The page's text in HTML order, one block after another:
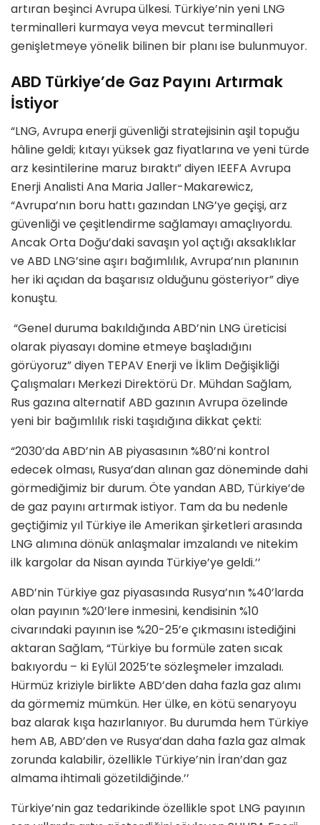
artıran beşinci Avrupa ülkesi. Türkiye’nin yeni LNG
terminalleri kurmaya veya mevcut terminalleri
genişletmeye yönelik bilinen bir planı ise bulunmuyor.
ABD Türkiye’de Gaz Payını Artırmak
İstiyor
“LNG, Avrupa enerji güvenliği stratejisinin aşil topuğu
hâline geldi; kıtayı yüksek gaz fiyatlarına ve yeni türde
arz kesintilerine maruz bıraktı” diyen IEEFA Avrupa
Enerji Analisti Ana Maria Jaller-Makarewicz,
“Avrupa’nın boru hattı gazından LNG’ye geçişi, arz
güvenliği ve çeşitlendirme sağlamayı amaçlıyordu.
Ancak Orta Doğu’daki savaşın yol açtığı aksaklıklar
ve ABD LNG’sine aşırı bağımlılık, Avrupa’nın planının
her iki açıdan da başarısız olduğunu gösteriyor” diye
konuştu.
“Genel duruma bakıldığında ABD’nin LNG üreticisi
olarak piyasayı domine etmeye başladığını
görüyoruz” diyen TEPAV Enerji ve İklim Değişikliği
Çalışmaları Merkezi Direktörü Dr. Mühdan Sağlam,
Rus gazına alternatif ABD gazının Avrupa özelinde
yeni bir bağımlılık riski taşıdığına dikkat çekti:
“2030’da ABD’nin AB piyasasının %80’ni kontrol
edecek olması, Rusya’dan alınan gaz döneminde dahi
görmediğimiz bir durum. Öte yandan ABD, Türkiye’de
de gaz payını artırmak istiyor. Tam da bu nedenle
geçtiğimiz yıl Türkiye ile Amerikan şirketleri arasında
LNG alımına dönük anlaşmalar imzalandı ve nitekim
ilk kargolar da Nisan ayında Türkiye’ye geldi.’’
ABD’nin Türkiye gaz piyasasında Rusya’nın %40’larda
olan payının %20’lere inmesini, kendisinin %10
civarındaki payının ise %20-25’e çıkmasını istediğini
aktaran Sağlam, “Türkiye bu formüle zaten sıcak
bakıyordu – ki Eylül 2025’te sözleşmeler imzaladı.
Hürmüz kriziyle birlikte ABD’den daha fazla gaz alımı
da görmemiz mümkün. Her ülke, en kötü senaryoyu
baz alarak kışa hazırlanıyor. Bu durumda hem Türkiye
hem AB, ABD’den ve Rusya’dan daha fazla gaz almak
zorunda kalabilir, özellikle Türkiye’nin İran’dan gaz
almama ihtimali gözetildiğinde.’’
Türkiye’nin gaz tedarikinde özellikle spot LNG payının